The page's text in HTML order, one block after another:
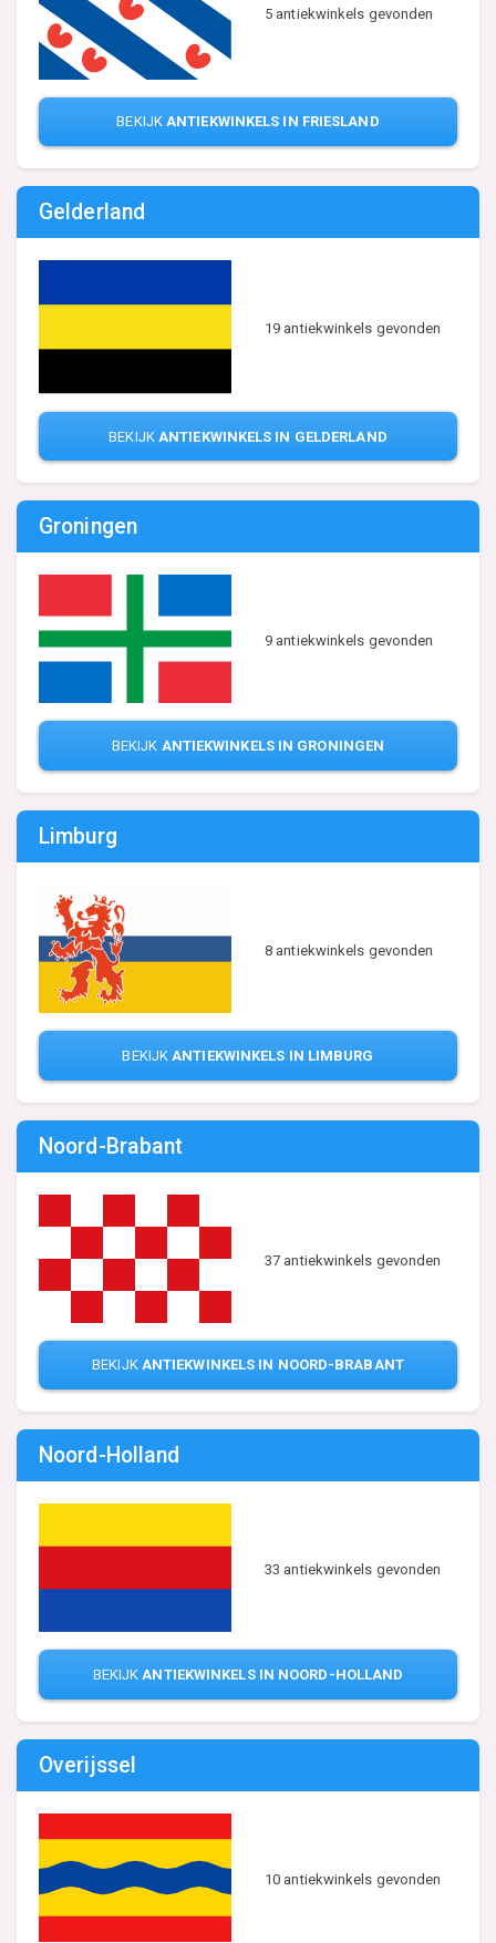
5 antiekwinkels gevonden
BEKIJKANTIEKWINKELS IN FRIESLAND
Gelderland
19 antiekwinkels gevonden
BEKIJK ANTIEKWINKELS IN GELDERLAND
Groningen
9 antiekwinkels gevonden
BEKIJK ANTIEKWINKELS IN GRONINGEN
Limburg
8 antiekwinkels gevonden
BEKIJK ANTIEKWINKELS IN LIMBURG
Noord-Brabant
37 antiekwinkels gevonden
BEKIJK ANTIEKWINKELS IN NOORD-BRABANT
Noord-Holland
33 antiekwinkels gevonden
BEKIJK ANTIEKWINKELS IN NOORD-HOLLAND
Overijssel
10 antiekwinkels gevonden